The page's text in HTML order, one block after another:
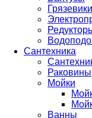
Грязевики
Сантехника
Раковины
Мойки
Ванны